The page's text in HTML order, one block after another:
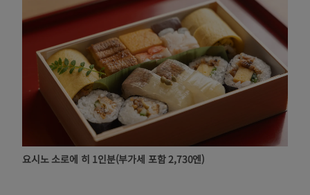
요시노 소로에 히 1인분(부가세 포함 2,730엔)